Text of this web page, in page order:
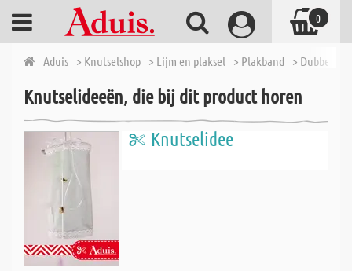
Aduis > Knutselshop > Lijm en plaksel > Plakband >
Knutselideeën, die bij dit product horen
Knutselidee
0